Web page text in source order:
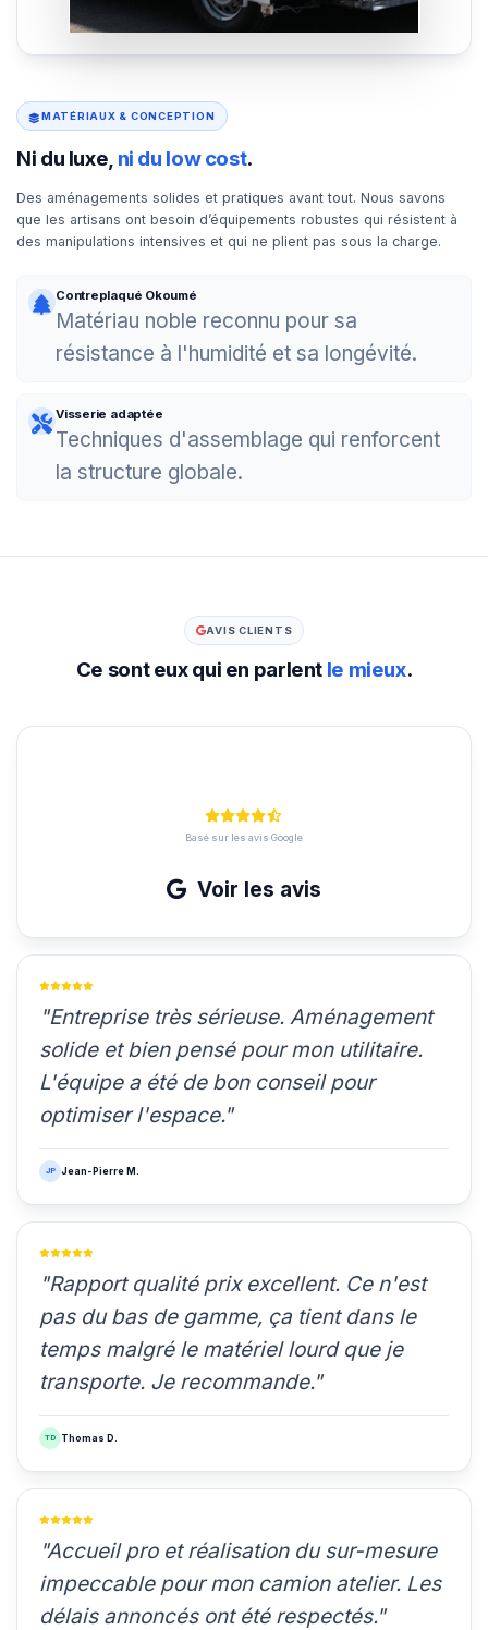
MATÉRIAUX & CONCEPTION
Ni du luxe, ni du low cost.
Des aménagements solides et pratiques avant tout. Nous savons
que les artisans ont besoin d’équipements robustes qui résistent à
des manipulations intensives et qui ne plient pas sous la charge.
Contreplaqué Okoumé
Matériau noble reconnu pour sa
résistance à l'humidité et sa longévité.
Visserie adaptée
Techniques d'assemblage qui renforcent
la structure globale.
AVIS CLIENTS
Ce sont eux qui en parlent le mieux.
Basé sur les avis Google
Voir les avis
"Entreprise très sérieuse. Aménagement
solide et bien pensé pour mon utilitaire.
L'équipe a été de bon conseil pour
optimiser l'espace."
JP Jean-Pierre M.
"Rapport qualité prix excellent. Ce n'est
pas du bas de gamme, ça tient dans le
temps malgré le matériel lourd que je
transporte. Je recommande."
TD Thomas D.
"Accueil pro et réalisation du sur-mesure
impeccable pour mon camion atelier. Les
délais annoncés ont été respectés."